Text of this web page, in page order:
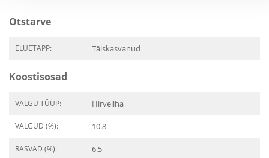
Otstarve
ELUETAPP: Täiskasvanud
Koostisosad
VALGU TÜÜP: Hirveliha
VALGUD (%): 10.8
RASVAD (%): 6.5